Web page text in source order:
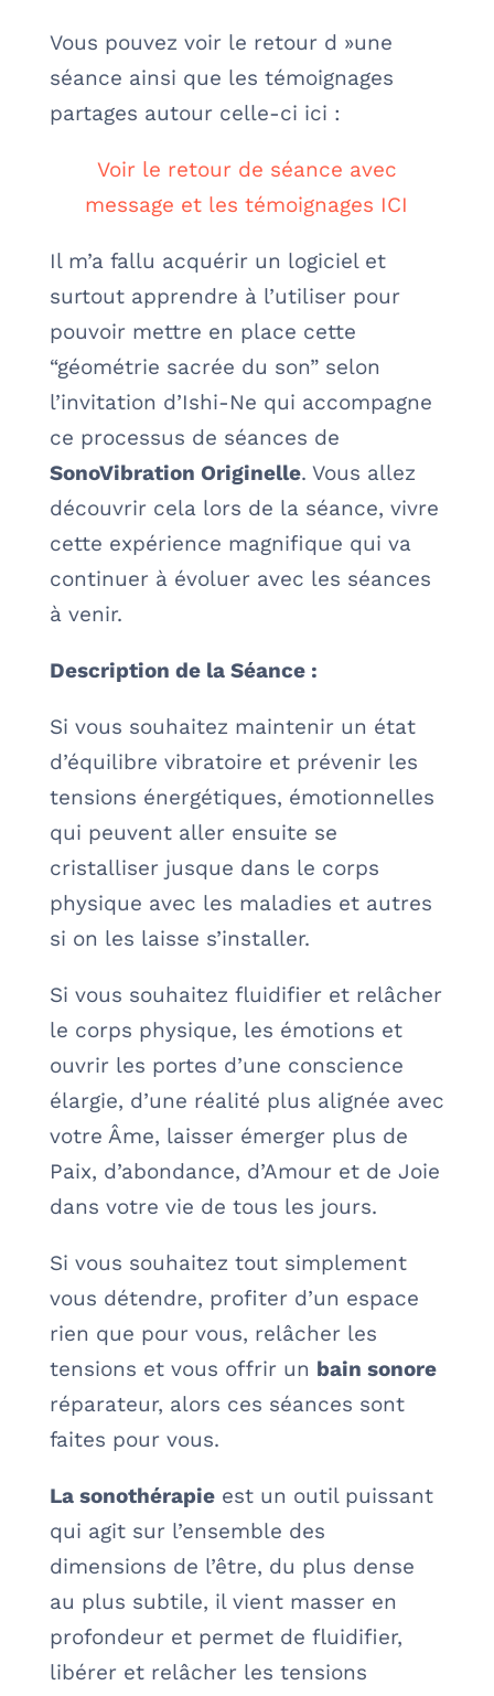
Vous pouvez voir le retour d »une
séance ainsi que les témoignages
partages autour celle-ci ici :
Voir le retour de séance avec
message et les témoignages ICI
Il m’a fallu acquérir un logiciel et
surtout apprendre à l’utiliser pour
pouvoir mettre en place cette
“géométrie sacrée du son” selon
l’invitation d’Ishi-Ne qui accompagne
ce processus de séances de
SonoVibration Originelle. Vous allez
découvrir cela lors de la séance, vivre
cette expérience magnifique qui va
continuer à évoluer avec les séances
à venir.
Description de la Séance :
Si vous souhaitez maintenir un état
d’équilibre vibratoire et prévenir les
tensions énergétiques, émotionnelles
qui peuvent aller ensuite se
cristalliser jusque dans le corps
physique avec les maladies et autres
si on les laisse s’installer.
Si vous souhaitez fluidifier et relâcher
le corps physique, les émotions et
ouvrir les portes d’une conscience
élargie, d’une réalité plus alignée avec
votre Âme, laisser émerger plus de
Paix, d’abondance, d’Amour et de Joie
dans votre vie de tous les jours.
Si vous souhaitez tout simplement
vous détendre, profiter d’un espace
rien que pour vous, relâcher les
tensions et vous offrir un bain sonore
réparateur, alors ces séances sont
faites pour vous.
La sonothérapieest un outil puissant
qui agit sur l’ensemble des
dimensions de l’être, du plus dense
au plus subtile, il vient masser en
profondeur et permet de fluidifier,
libérer et relâcher les tensions